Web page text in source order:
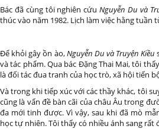
Bác đã cùng tôi nghiên cứuNguyễn Du và
thúc vào năm 1982. Lịch làm việc hằng tuần
Để khỏi gây ồn ào,Nguyễn Du và Truyện Kiều
và tác phẩm. Qua bác Đặng Thai Mai, tôi
là đối tác đua tranh của học trò, xã hội tiến
Và trong khi tiếp xúc với các thầy khác, tôi
cũng là vấn đề bàn cãi của châu Âu trong
đa mới tinh được. Vì vậy, sau khi đã mò
học tự nhiên. Tôi thấy có nhiều ánh sang rất